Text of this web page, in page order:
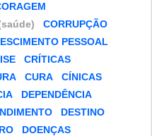
CORRUPÇÃO
PESSOAL
CRÍTICAS
CURA
CÍNICAS
DEPENDÊNCIA
DESTINO
DOENÇAS